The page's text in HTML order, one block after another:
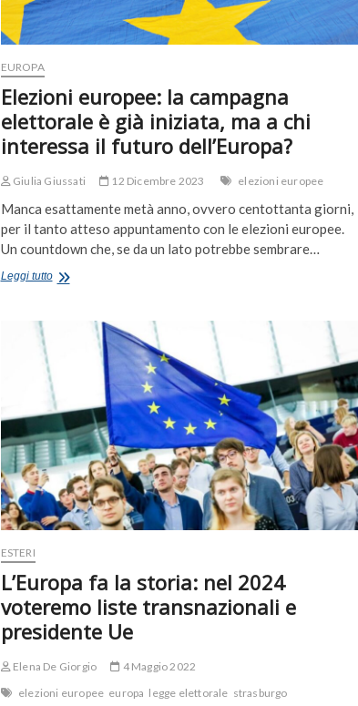
EUROPA
Elezioni europee: la campagna
elettorale è già iniziata, ma a chi
interessa il futuro dell’Europa?
Giulia Giussati 12 Dicembre 2023 elezioni europee
Manca esattamente metà anno, ovvero centottanta giorni,
per il tanto atteso appuntamento con le elezioni europee.
Un countdown che, se da un lato potrebbe sembrare…
Leggi tuttoElezioni
campagna
elettorale
iniziata,
ma
chi
interessa
il
futuro
dell’Europa?
ESTERI
L’Europa fa la storia: nel 2024
voteremo liste transnazionali e
presidente Ue
Elena De Giorgio
4 Maggio 2022
elezioni europee europa legge elettorale strasburgo